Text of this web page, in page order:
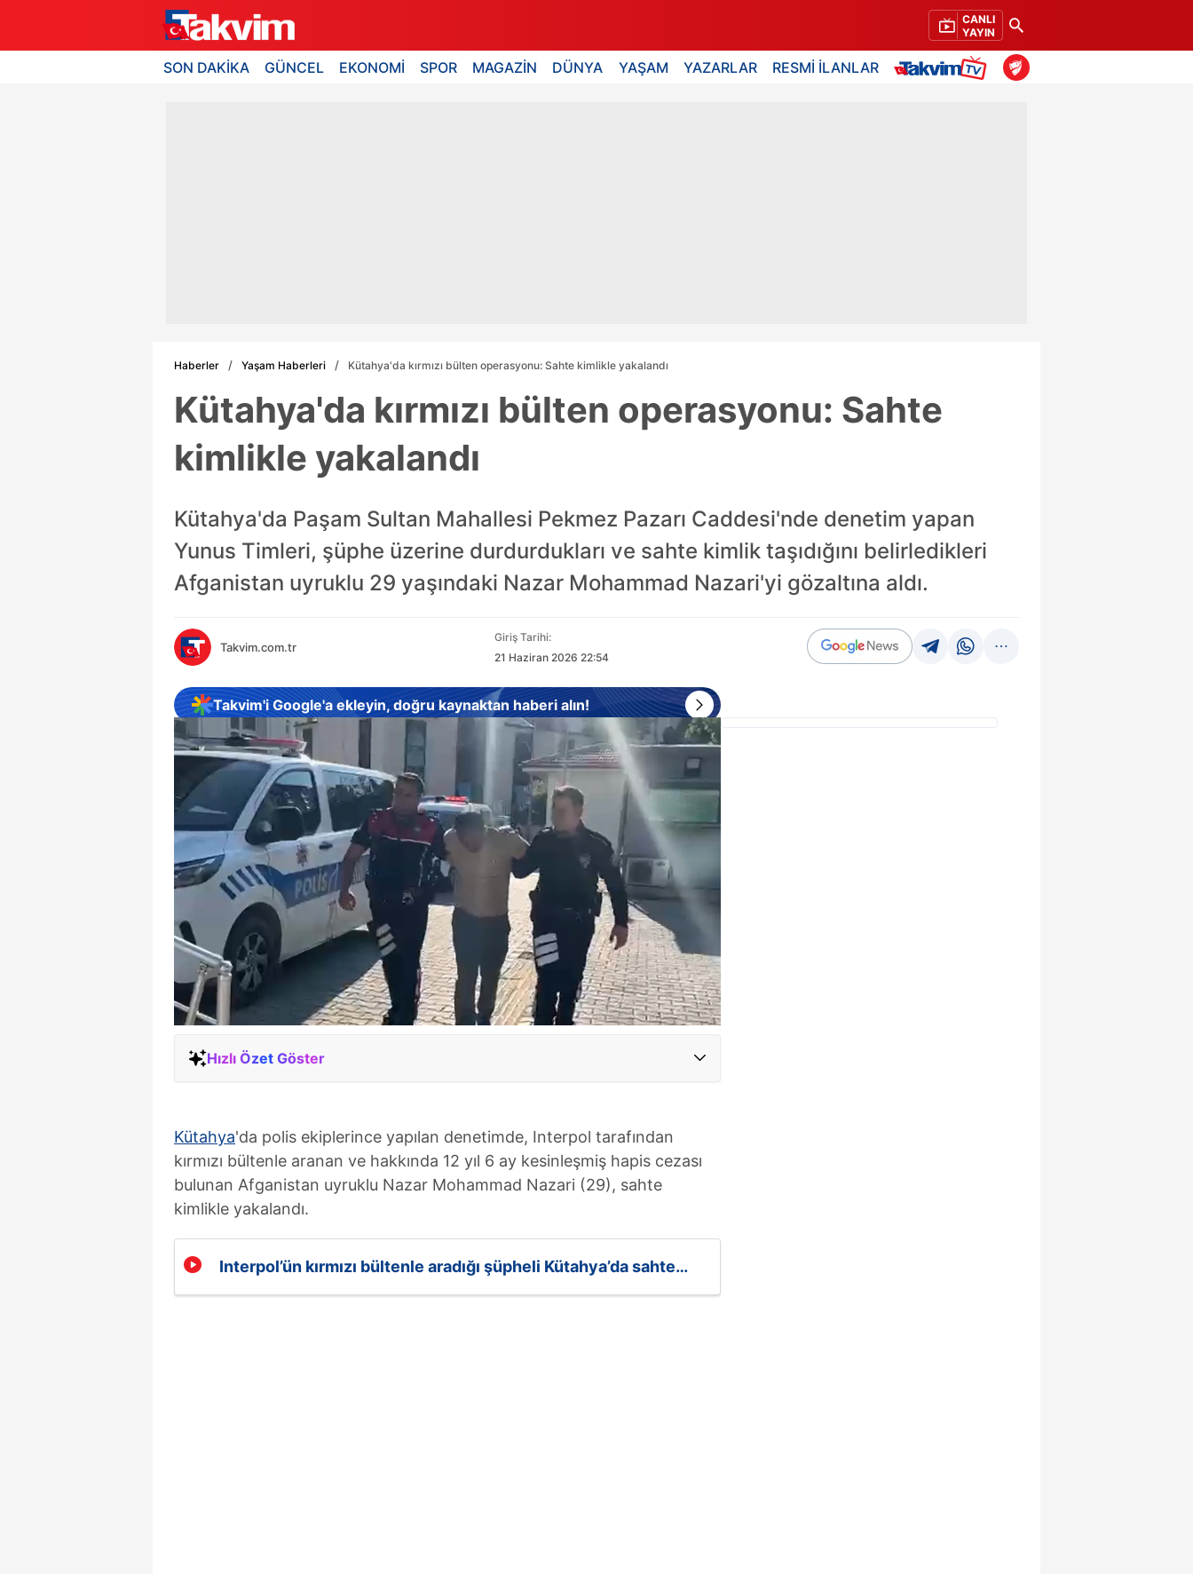
CANLI
YAYIN
SON DAKİKA GÜNCEL EKONOMİ SPOR MAGAZİN DÜNYA YAŞAM YAZARLAR RESMİ İLANLAR
Haberler Yaşam Haberleri Kütahya'da kırmızı bülten operasyonu: Sahte kimlikle yakalandı
Kütahya'da kırmızı bülten operasyonu: Sahte
kimlikle yakalandı
Kütahya'da Paşam Sultan Mahallesi Pekmez Pazarı Caddesi'nde denetim yapan
Yunus Timleri, şüphe üzerine durdurdukları ve sahte kimlik taşıdığını belirledikleri
Afganistan uyruklu 29 yaşındaki Nazar Mohammad Nazari'yi gözaltına aldı.
Takvim.com.tr
Giriş Tarihi:
21 Haziran 2026 22:54
Takvim'i Google'a ekleyin, doğru kaynaktan haberi alın!
Hızlı Özet Göster
Kütahya'da polis ekiplerince yapılan denetimde, Interpol tarafından
kırmızı bültenle aranan ve hakkında 12 yıl 6 ay kesinleşmiş hapis cezası
bulunan Afganistan uyruklu Nazar Mohammad Nazari (29), sahte
kimlikle yakalandı.
Interpol’ün kırmızı bültenle aradığı şüpheli Kütahya’da sahte